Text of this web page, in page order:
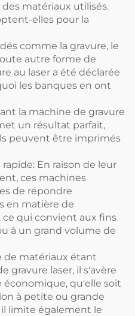
matériaux utilisés.
elles pour la
comme la gravure, le
autre forme de
au laser a été déclarée
les banques en ont
la machine de gravure
un résultat parfait,
peuvent être imprimés
En raison de leur
ces machines
de répondre
en matière de
qui convient aux fins
à un grand volume de
de matériaux étant
gravure laser, il s'avère
qu'elle soit
à petite ou grande
limite également le